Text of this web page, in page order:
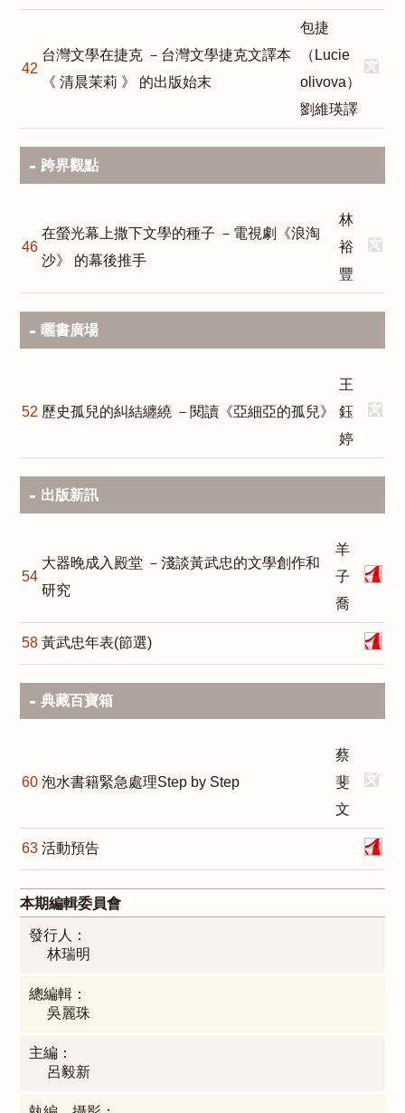
42
台灣文學在捷克 －台灣文學捷克文譯本
《 清晨茉莉 》 的出版始末
包捷
（Lucie
olivova）
劉維瑛譯
跨界觀點
46
在螢光幕上撒下文學的種子 －電視劇《浪淘
沙》 的幕後推手
林
裕
豐
曬書廣場
52 歷史孤兒的糾結纏繞 －閱讀《亞細亞的孤兒》
王
鈺
婷
出版新訊
54
大器晚成入殿堂 －淺談黃武忠的文學創作和
研究
羊
子
喬
58 黃武忠年表(節選)
典藏百寶箱
60 泡水書籍緊急處理Step by Step
蔡
斐
文
63 活動預告
本期編輯委員會
發行人：
林瑞明
總編輯：
吳麗珠
主編：
呂毅新